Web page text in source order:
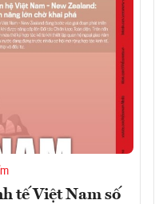
tế Việt Nam số